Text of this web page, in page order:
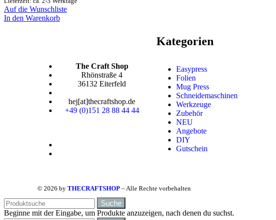
Auf die Wunschliste
In den Warenkorb
The Craft Shop
Rhönstraße 4
36132 Eiterfeld
hej[at]thecraftshop.de
+49 (0)151 28 88 44 44
Kategorien
Easypress
Folien
Mug Press
Schneidemaschinen
Werkzeuge
Zubehör
NEU
Angebote
DIY
Gutschein
© 2026 by THECRAFTSHOP – Alle Rechte vorbehalten
Suche
Beginne mit der Eingabe, um Produkte anzuzeigen, nach denen du suchst.